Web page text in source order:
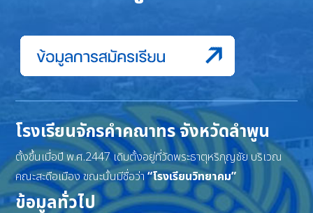
โรงเรียนจักรคำคณาทร จังหวัดลำพูน
ตั้งขึ้นเมื่อปี พ.ศ.2447 เดิมตั้งอยู่ที่วัดพระธาตุหริภุญชัย บริเวณ
คณะสะดือเมือง ขณะนั้นมีชื่อว่า“โรงเรียนวิทยาคม”
ข้อมูลทั่วไป